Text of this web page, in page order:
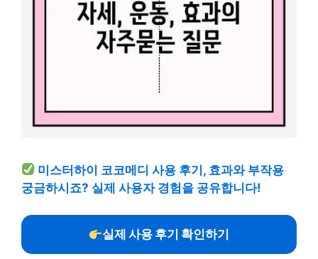
미스터하이 코코메디 사용 후기, 효과와 부작용
궁금하시죠? 실제 사용자 경험을 공유합니다!
실제 사용 후기 확인하기